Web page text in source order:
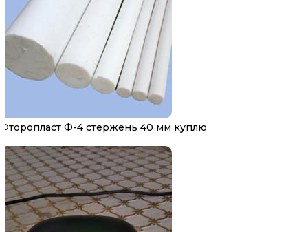
Фторопласт Ф-4 стержень 40 мм куплю